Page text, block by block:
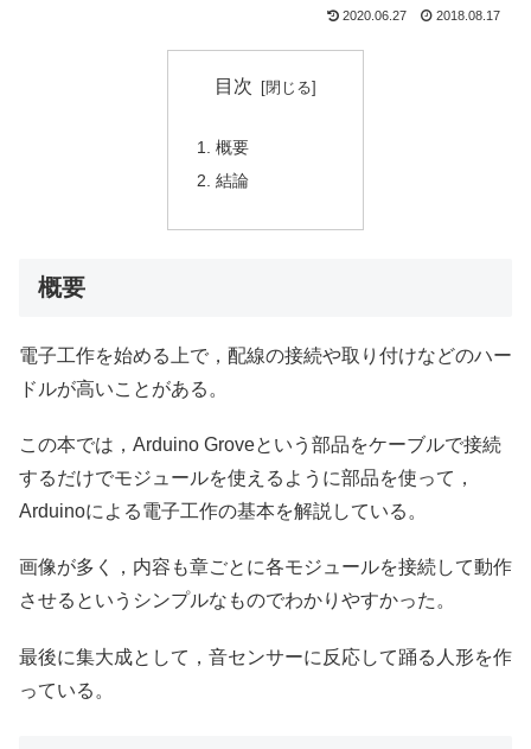
2020.06.27 2018.08.17
目次
概要
結論
概要
電子工作を始める上で，配線の接続や取り付けなどのハー
ドルが高いことがある。
この本では，Arduino Groveという部品をケーブルで接続
するだけでモジュールを使えるように部品を使って，
Arduinoによる電子工作の基本を解説している。
画像が多く，内容も章ごとに各モジュールを接続して動作
させるというシンプルなものでわかりやすかった。
最後に集大成として，音センサーに反応して踊る人形を作
っている。